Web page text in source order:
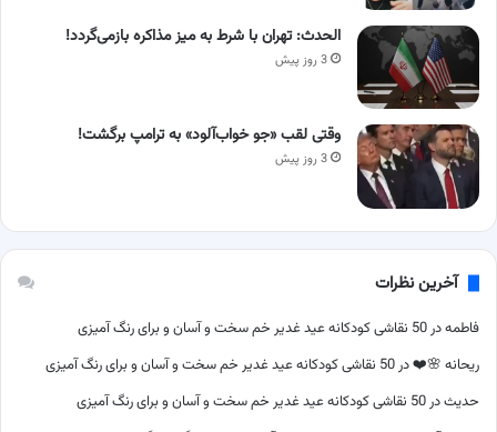
الحدث: تهران با شرط به میز مذاکره بازمی‌گردد!
3 روز پیش
وقتی لقب «جو خواب‌آلود» به ترامپ برگشت!
3 روز پیش
آخرین نظرات
فاطمهدر 50 نقاشی کودکانه عید غدیر خم سخت و آسان و برای رنگ آمیزی
ریحانه 🌸❤️در 50 نقاشی کودکانه عید غدیر خم سخت و آسان و برای رنگ آمیزی
حدیثدر 50 نقاشی کودکانه عید غدیر خم سخت و آسان و برای رنگ آمیزی